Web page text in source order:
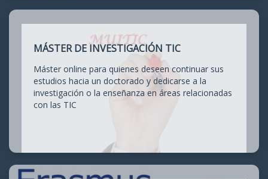
MÁSTER DE INVESTIGACIÓN TIC
Máster online para quienes deseen continuar sus
estudios hacia un doctorado y dedicarse a la
investigación o la enseñanza en áreas relacionadas
con las TIC